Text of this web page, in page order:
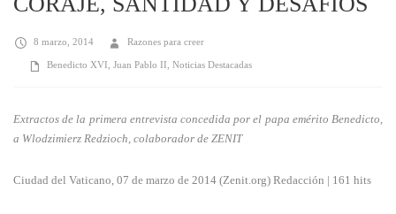
8 marzo, 2014 Razones para creer
Benedicto XVI Juan Pablo II Noticias Destacadas
Extractos de la primera entrevista concedida por el papa emérito Benedicto,
a Wlodzimierz Redzioch, colaborador de ZENIT
Ciudad del Vaticano, 07 de marzo de 2014 (Zenit.org) Redacción | 161 hits